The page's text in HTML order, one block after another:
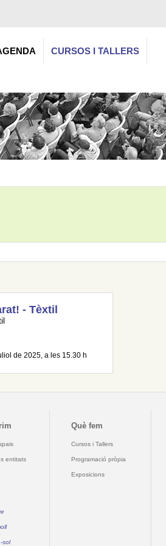
CURSOS I TALLERS
- Tèxtil
de 2025, a les 15.30 h
entitats
sol
Què fem
Cursos i Tallers
Programació pròpia
Exposicions